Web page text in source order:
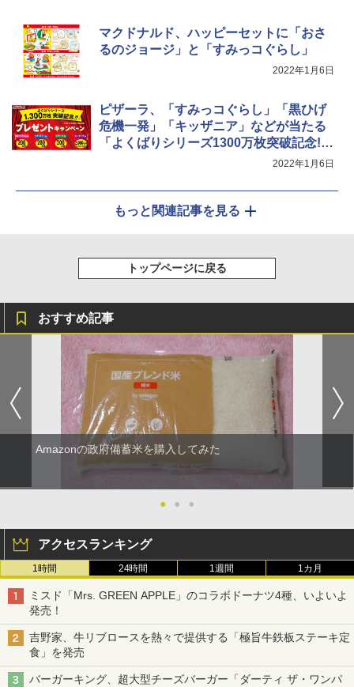
マクドナルド、ハッピーセットに「おさ
るのジョージ」と「すみっコぐらし」
2022年1月6日
ピザーラ、「すみっコぐらし」「黒ひげ
危機一発」「キッザニア」などが当たる
「よくばりシリーズ1300万枚突破記念!!
2022年1月6日
もっと関連記事を見る
トップページに戻る
おすすめ記事
Amazonの政府備蓄米を購入してみた
● ● ●
アクセスランキング
1時間 24時間 1週間 1カ月
ミスド「Mrs. GREEN APPLE」のコラボドーナツ4種、いよいよ
発売！
吉野家、牛リブロースを熱々で提供する「極旨牛鉄板ステーキ定
食」を発売
バーガーキング、超大型チーズバーガー「ダーティ ザ・ワンパ